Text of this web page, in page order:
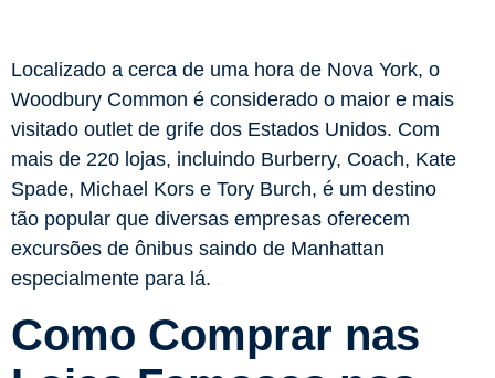
Localizado a cerca de uma hora de Nova York, o
Woodbury Common é considerado o maior e mais
visitado outlet de grife dos Estados Unidos. Com
mais de 220 lojas, incluindo Burberry, Coach, Kate
Spade, Michael Kors e Tory Burch, é um destino
tão popular que diversas empresas oferecem
excursões de ônibus saindo de Manhattan
especialmente para lá.
Como Comprar nas